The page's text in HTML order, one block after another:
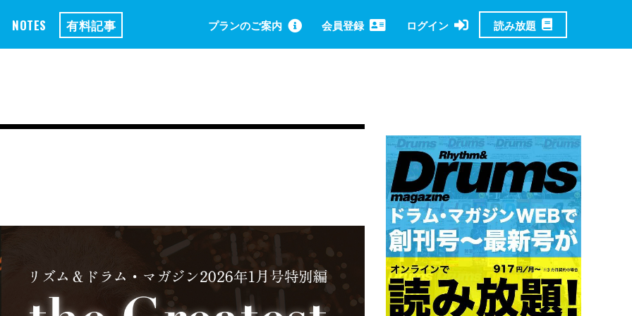
NOTES 有料記事 プランのご案内 会員登録 ログイン 読み放題